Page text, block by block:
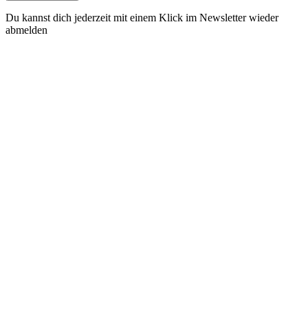
Du kannst dich jederzeit mit einem Klick im Newsletter wieder
abmelden